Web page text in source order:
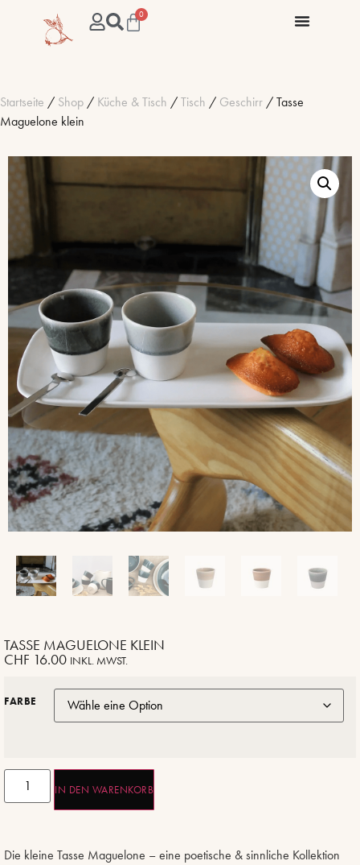
0
Startseite / Shop / Küche & Tisch /Tisch / Geschirr / Tasse
Maguelone klein
TASSE MAGUELONE KLEIN
CHF 16.00 INKL. MWST.
FARBE
IN DEN WARENKORB
Die kleine Tasse Maguelone – eine poetische & sinnliche Kollektion